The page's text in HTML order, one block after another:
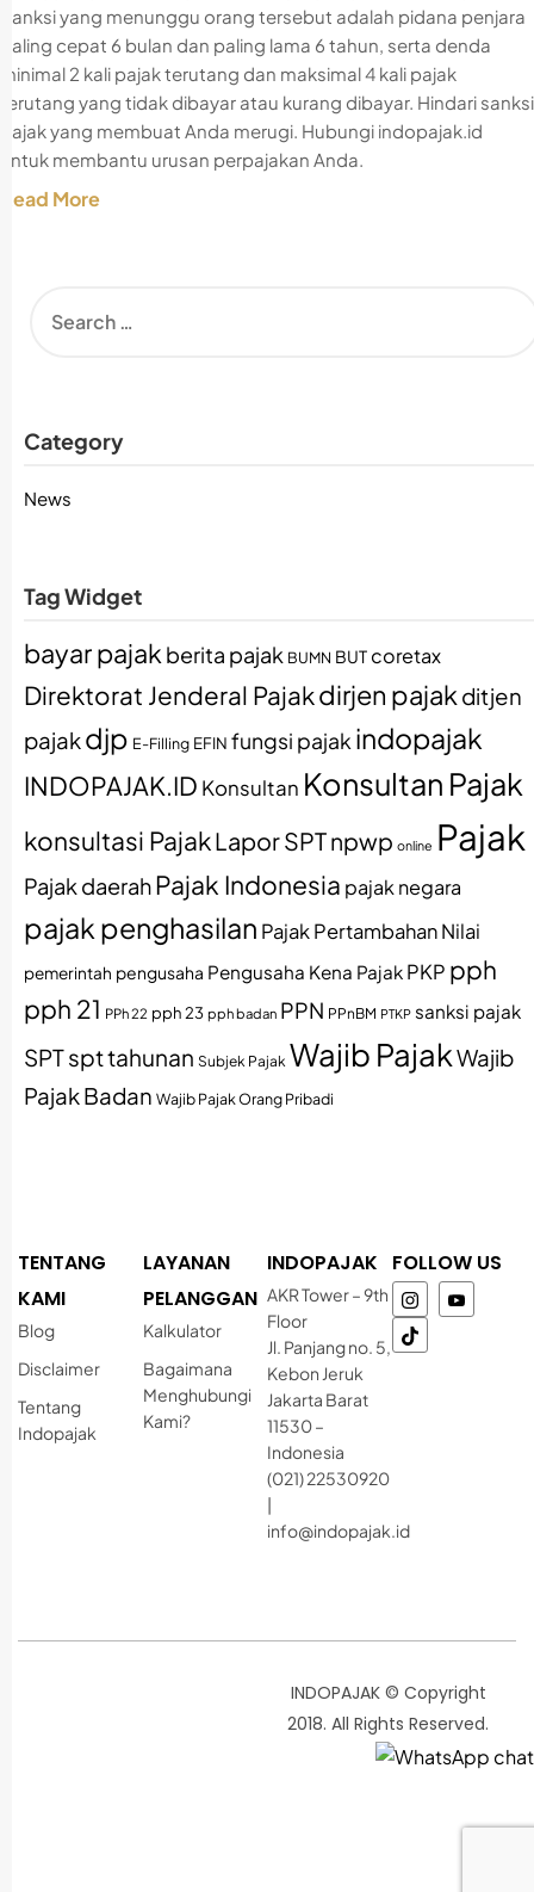
Sanksi yang menunggu orang tersebut adalah pidana penjara
paling cepat 6 bulan dan paling lama 6 tahun, serta denda
minimal 2 kali pajak terutang dan maksimal 4 kali pajak
terutang yang tidak dibayar atau kurang dibayar. Hindari sanksi
pajak yang membuat Anda merugi. Hubungi indopajak.id
untuk membantu urusan perpajakan Anda.
Read More
Category
News
Tag Widget
bayar pajak berita pajak BUMN BUT coretax
Direktorat Jenderal Pajakdirjen pajak ditjen
pajakdjp E-Filling EFIN fungsi pajak indopajak
INDOPAJAK.ID Konsultan Konsultan Pajak
konsultasi PajakLapor SPTnpwp online Pajak
Pajak daerahPajak Indonesia pajak negara
pajak penghasilan Pajak Pertambahan Nilai
pemerintah pengusaha Pengusaha Kena Pajak PKP pph
pph 21 PPh 22 pph 23 pph badan PPN PPnBM PTKP sanksi pajak
SPTspt tahunan Subjek Pajak Wajib PajakWajib
Pajak Badan Wajib Pajak Orang Pribadi
TENTANG
KAMI
Blog
Disclaimer
Tentang
Indopajak
LAYANAN
PELANGGAN
Kalkulator
Bagaimana
Menghubungi
Kami?
INDOPAJAK
AKR Tower – 9th
Floor
Jl. Panjang no. 5,
Kebon Jeruk
Jakarta Barat
11530 –
Indonesia
(021) 22530920
|
info@indopajak.id
FOLLOW US
INDOPAJAK © Copyright
2018. All Rights Reserved.